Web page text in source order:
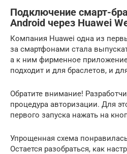
Подключение смарт-
Android через Huawei
Компания Huawei одна из
за смартфонами стала
а к ним фирменное приложение
подходит и для браслетов, и
Обратите внимание!
процедура авторизации. Для
первого запуска нажать на
Упрощенная схема
Остается разобраться, как